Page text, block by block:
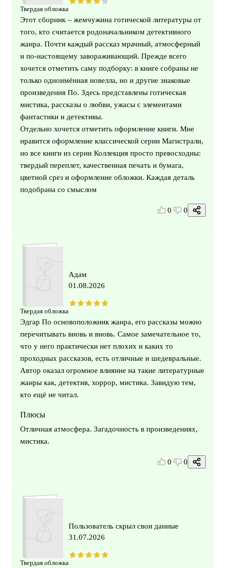
Твердая обложка
Этот сборник – жемчужина готической литературы от
того, кто считается родоначальником детективного
жанра. Почти каждый рассказ мрачный, атмосферный
и по-настоящему завораживающий. Прежде всего
хочется отметить саму подборку: в книге собраны не
только одноимённая новелла, но и другие знаковые
произведения По. Здесь представлены готическая
мистика, рассказы о любви, ужасы с элементами
фантастики и детективы.
Отдельно хочется отметить оформление книги. Мне
нравится оформление классической серии Магистрали,
но все книги из серии Коллекция просто превосходны:
твердый переплет, качественная печать и бумага,
цветной срез и оформление обложки. Каждая деталь
подобрана со смыслом
0 0
Твердая обложка
Адам
01.08.2026
Эдгар По основоположник жанра, его рассказы можно
перечитывать вновь и вновь. Самое замечательное то,
что у него практически нет плохих и каких то
проходных рассказов, есть отличные и шедевральные.
Автор оказал огромное влияние на такие литературные
жанры как, детектив, хоррор, мистика. Завидую тем,
кто ещё не читал.
Плюсы
Отличная атмосфера. Загадочность в произведениях,
мистика.
0 0
Твердая обложка
Пользователь скрыл свои данные
31.07.2026